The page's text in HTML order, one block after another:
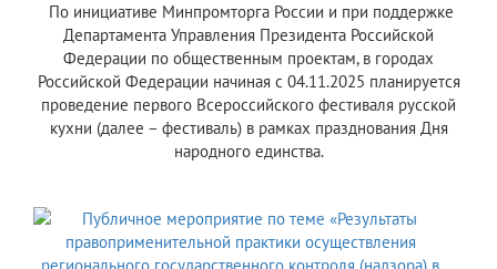
По инициативе Минпромторга России и при поддержке
Департамента Управления Президента Российской
Федерации по общественным проектам, в городах
Российской Федерации начиная с 04.11.2025 планируется
проведение первого Всероссийского фестиваля русской
кухни (далее – фестиваль) в рамках празднования Дня
народного единства.